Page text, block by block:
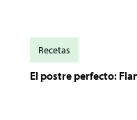
El postre perfecto:
Recetas